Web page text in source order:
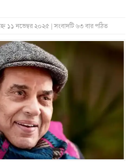
১১ নভেম্বর ২০২৫ | সংবাদটি ৬৩ বার পঠিত